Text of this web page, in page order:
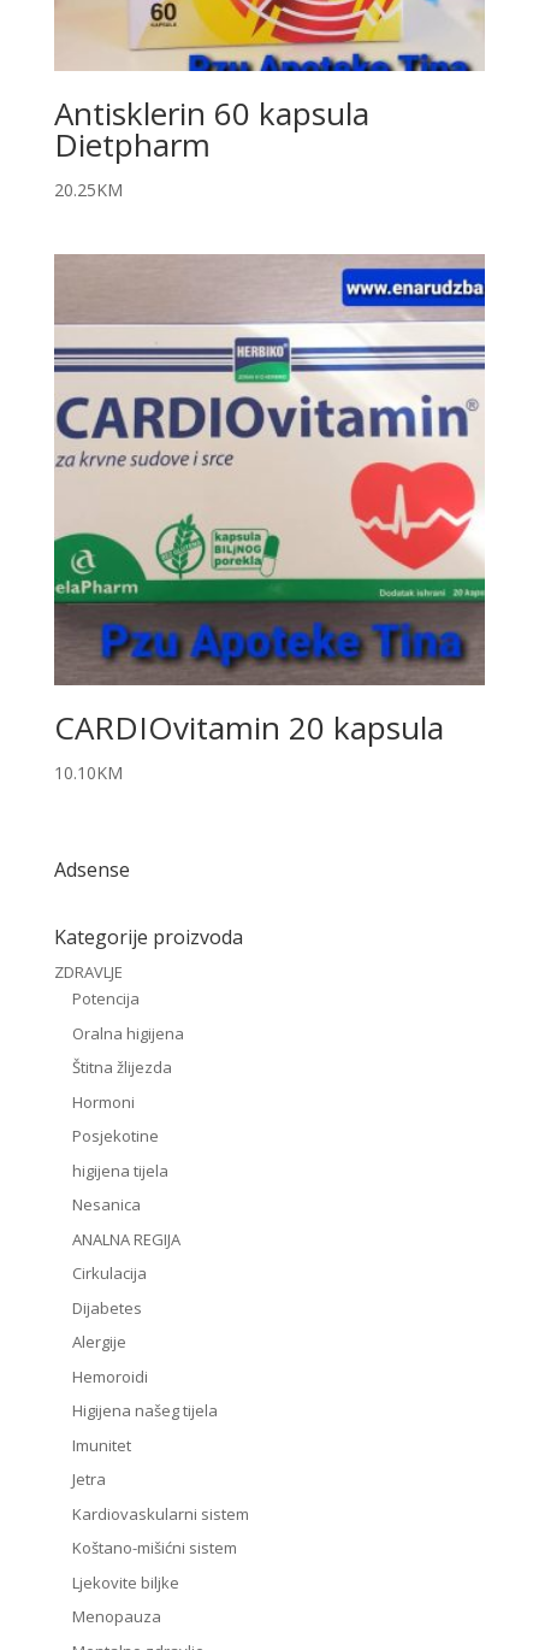
Antisklerin 60 kapsula
Dietpharm
20.25KM
CARDIOvitamin 20 kapsula
10.10KM
Adsense
Kategorije proizvoda
ZDRAVLJE
Potencija
Oralna higijena
Štitna žlijezda
Hormoni
Posjekotine
higijena tijela
Nesanica
ANALNA REGIJA
Cirkulacija
Dijabetes
Alergije
Hemoroidi
Higijena našeg tijela
Imunitet
Jetra
Kardiovaskularni sistem
Koštano-mišićni sistem
Ljekovite biljke
Menopauza